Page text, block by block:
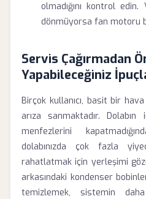
olmadığını kontrol
dönmüyorsa fan motoru
Servis Çağırmadan
Yapabileceğiniz
Birçok kullanıcı, basit bir hava
arıza sanmaktadır.
menfezlerini
dolabınızda çok fazla
rahatlatmak için yerleşimi
arkasındaki kondenser
temizlemek, sistemin